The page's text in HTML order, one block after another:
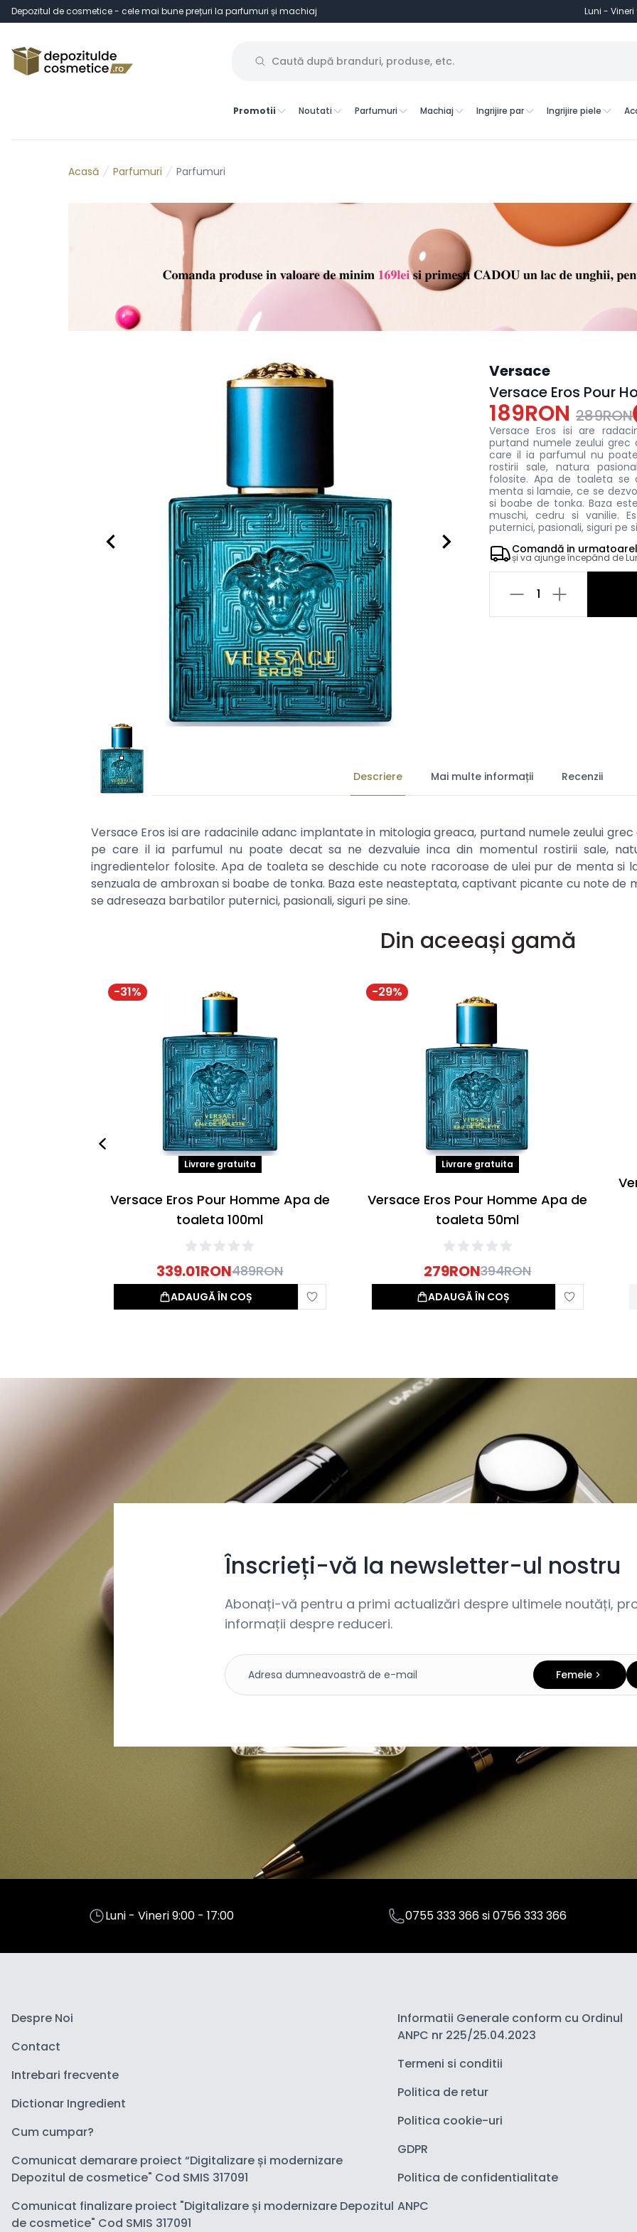
Depozitul de cosmetice - cele mai bune prețuri la parfumuri și machiaj Luni - Vineri
Promotii Noutati Parfumuri Machiaj Ingrijire par Ingrijire piele
Acasă Parfumuri Parfumuri
Versace
Versace Eros Pour
189RON 289RON
Versace Eros isi are
purtand numele zeului grec
care il ia parfumul nu
rostirii sale, natura
folosite. Apa de toaleta
menta si lamaie, ce se
si boabe de tonka. Baza
muschi, cedru si vanilie.
puternici, pasionali, siguri pe
Comandă in
și va ajunge începând de
1
Descriere Mai multe informații Recenzii
Versace Eros isi are radacinile adanc implantate in mitologia greaca, purtand numele zeului grec
pe care il ia parfumul nu poate decat sa ne dezvaluie inca din momentul rostirii sale,
ingredientelor folosite. Apa de toaleta se deschide cu note racoroase de ulei pur de menta si
senzuala de ambroxan si boabe de tonka. Baza este neasteptata, captivant picante cu note de
se adreseaza barbatilor puternici, pasionali, siguri pe sine.
Din aceeași gamă
-31%
Livrare gratuita
Versace Eros Pour Homme Apa de
toaleta 100ml
339.01RON489RON
ADAUGĂ ÎN COȘ
-29%
Livrare gratuita
Versace Eros Pour Homme Apa de
toaleta 50ml
279RON394RON
ADAUGĂ ÎN COȘ
Înscrieți-vă la newsletter-ul nostru
Abonați-vă pentru a primi actualizări despre ultimele noutăți,
informații despre reduceri.
Femeie
Luni - Vineri 9:00 - 17:00 0755 333 366si0756 333 366
Despre Noi
Contact
Intrebari frecvente
Dictionar Ingredient
Cum cumpar?
Comunicat demarare proiect “Digitalizare și modernizare
Depozitul de cosmetice" Cod SMIS 317091
Comunicat finalizare proiect "Digitalizare și modernizare Depozitul
de cosmetice" Cod SMIS 317091
Informatii Generale conform cu Ordinul
ANPC nr 225/25.04.2023
Termeni si conditii
Politica de retur
Politica cookie-uri
GDPR
Politica de confidentialitate
ANPC